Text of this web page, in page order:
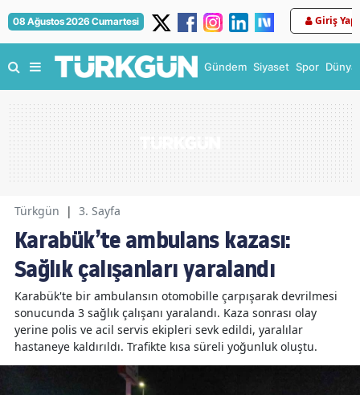
08 Ağustos 2026 Cumartesi Giriş Yap
Gündem Siyaset Spor Dünya
Türkgün | 3. Sayfa
Karabük’te ambulans kazası:
Sağlık çalışanları yaralandı
Karabük'te bir ambulansın otomobille çarpışarak devrilmesi
sonucunda 3 sağlık çalışanı yaralandı. Kaza sonrası olay
yerine polis ve acil servis ekipleri sevk edildi, yaralılar
hastaneye kaldırıldı. Trafikte kısa süreli yoğunluk oluştu.